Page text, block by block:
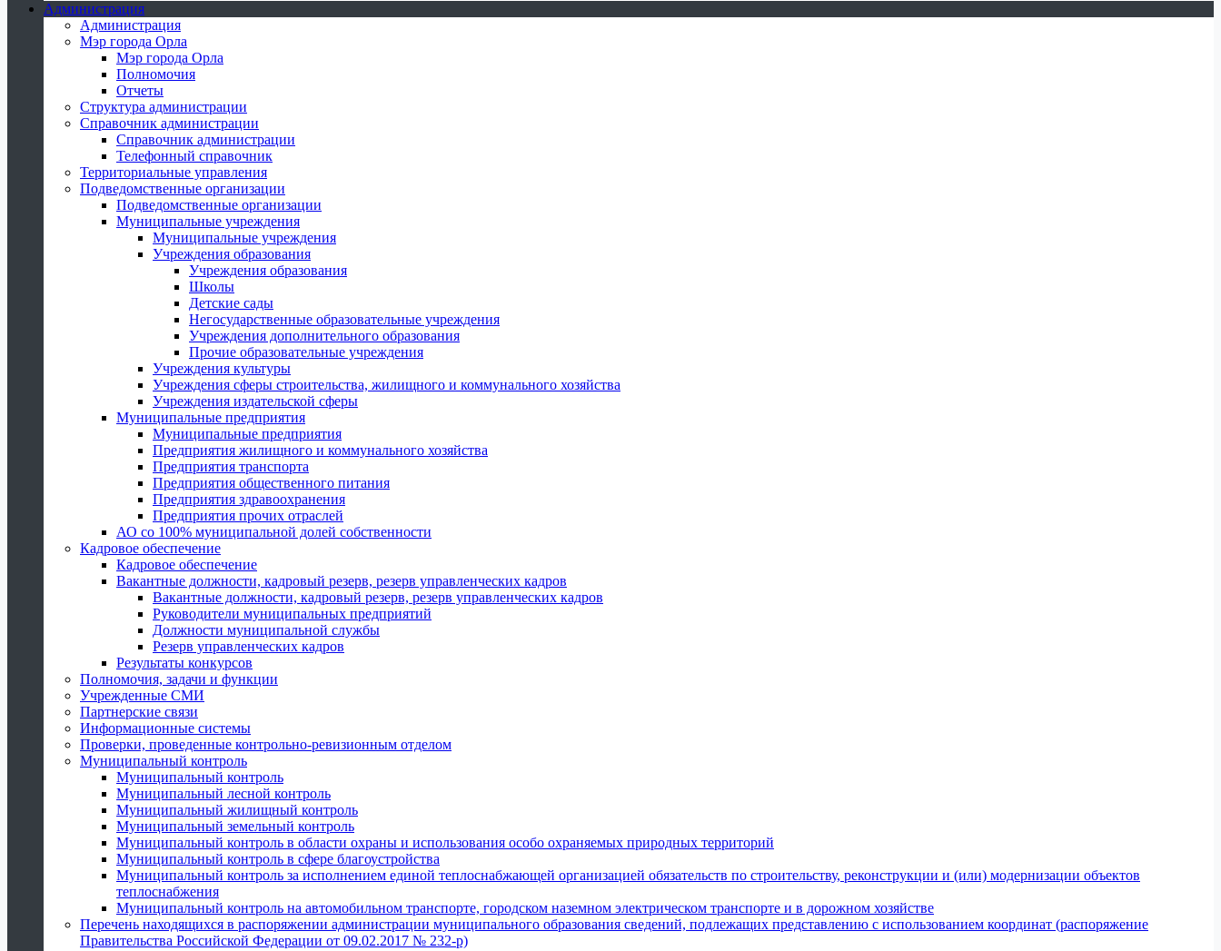
Администрация
Администрация
Мэр города Орла
Мэр города Орла
Полномочия
Отчеты
Структура администрации
Справочник администрации
Справочник администрации
Телефонный справочник
Территориальные управления
Подведомственные организации
Подведомственные организации
Муниципальные учреждения
Муниципальные учреждения
Учреждения образования
Учреждения образования
Школы
Детские сады
Негосударственные образовательные учреждения
Учреждения дополнительного образования
Прочие образовательные учреждения
Учреждения культуры
Учреждения сферы строительства, жилищного и коммунального хозяйства
Учреждения издательской сферы
Муниципальные предприятия
Муниципальные предприятия
Предприятия жилищного и коммунального хозяйства
Предприятия транспорта
Предприятия общественного питания
Предприятия здравоохранения
Предприятия прочих отраслей
АО со 100% муниципальной долей собственности
Кадровое обеспечение
Кадровое обеспечение
Вакантные должности, кадровый резерв, резерв управленческих кадров
Вакантные должности, кадровый резерв, резерв управленческих кадров
Руководители муниципальных предприятий
Должности муниципальной службы
Резерв управленческих кадров
Результаты конкурсов
Полномочия, задачи и функции
Учрежденные СМИ
Партнерские связи
Информационные системы
Проверки, проведенные контрольно-ревизионным отделом
Муниципальный контроль
Муниципальный контроль
Муниципальный лесной контроль
Муниципальный жилищный контроль
Муниципальный земельный контроль
Муниципальный контроль в области охраны и использования особо охраняемых природных территорий
Муниципальный контроль в сфере благоустройства
Муниципальный контроль за исполнением единой теплоснабжающей организацией обязательств по строительству, реконструкции и (или) модернизации объектов
теплоснабжения
Муниципальный контроль на автомобильном транспорте, городском наземном электрическом транспорте и в дорожном хозяйстве
Перечень находящихся в распоряжении администрации муниципального образования сведений, подлежащих представлению с использованием координат (распоряжение
Правительства Российской Федерации от 09.02.2017 № 232-р)